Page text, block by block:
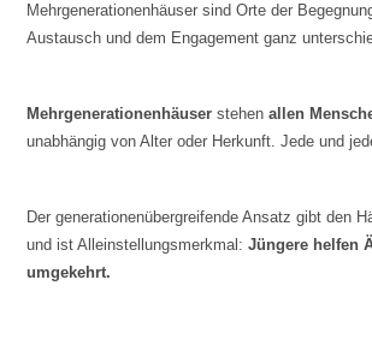
Mehrgenerationenhäuser sind Orte der
Austausch und dem Engagement ganz
Mehrgenerationenhäuserstehenallen
unabhängig von Alter oder Herkunft. Jede und
Der generationenübergreifende Ansatz gibt den
und ist Alleinstellungsmerkmal:Jüngere helfen
umgekehrt.